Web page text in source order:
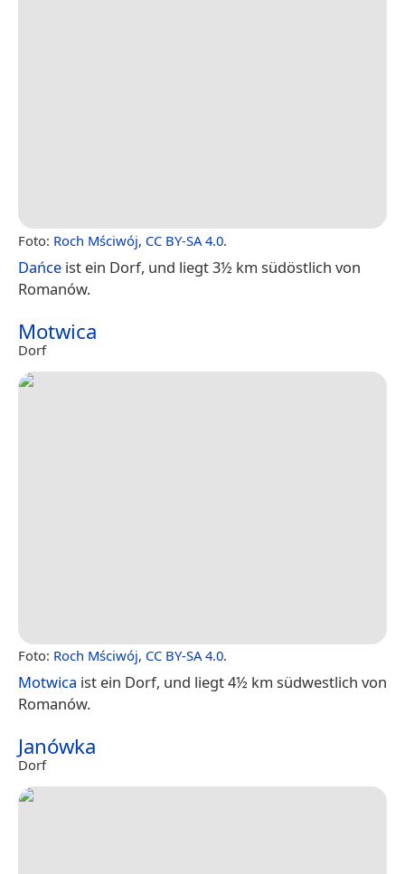
Foto: Roch Mściwój, CC BY-SA 4.0.
Dańce ist ein Dorf, und liegt 3½ km südöstlich von
Romanów.
Motwica
Dorf
Foto: Roch Mściwój, CC BY-SA 4.0.
Motwica ist ein Dorf, und liegt 4½ km südwestlich von
Romanów.
Janówka
Dorf